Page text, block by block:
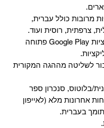
מרובות כולל עברית,
צרפתית, רוסית ועוד.
‏חנות אפליקציות Google Play פתוחה
לשליטה מההגה המקורית
בלוטוס, ‏סנכרון ספר
אחרונות מלא (לאייפון
תומך בעברית.